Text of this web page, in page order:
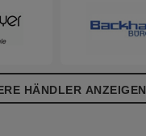
HÄNDLER ANZEIGEN